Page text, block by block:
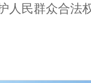
人民群众合法